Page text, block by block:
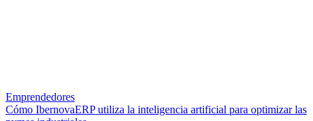
Emprendedores
Cómo IbernovaERP utiliza la inteligencia artificial para optimizar las